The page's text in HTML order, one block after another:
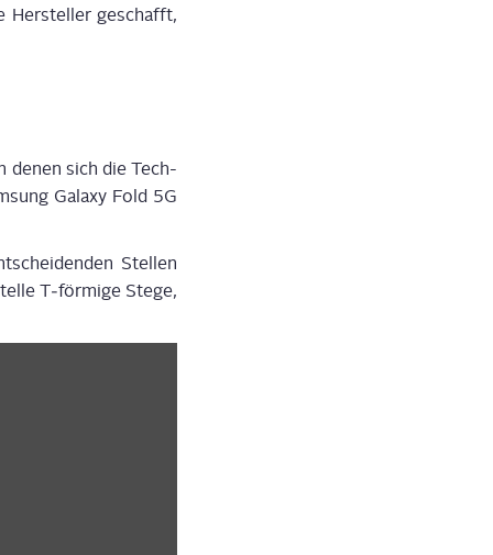
Her­stel­ler geschafft,
denen sich die Tech-
Gala­xy Fold 5G
Stel­len
T‑förmige Ste­ge,